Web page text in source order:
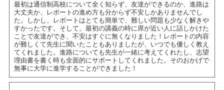
最初は通信制高校について全く知らず、友達ができるのか、進路は
大丈夫か、レポートの進め方も分からず不安しかありませんでし
た。しかし、レポートはとても簡単で、難しい問題も少なく解きや
すかったです。そして、最初の講義の時に席が近い人に話しかけた
ことで友達ができ、不安はすぐに無くなりました！レポートの内容
が難しくて先生に聞いたこともありましたが、いつでも優しく教え
てくれました。進路についても先生が一緒に考えてくれたし、志望
理由書を書く時も全面的にサポートしてくれました。そのおかげで
無事に大学に進学することができました！